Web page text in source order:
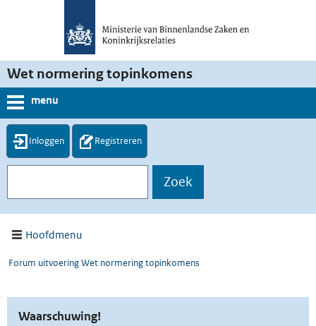
Wet normering topinkomens
menu
Inloggen Registreren
Hoofdmenu
Forum uitvoering Wet normering topinkomens
Waarschuwing!